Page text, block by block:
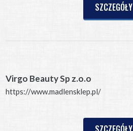
SZCZEGÓŁY
Virgo Beauty Sp z.o.o
https://www.madlensklep.pl/